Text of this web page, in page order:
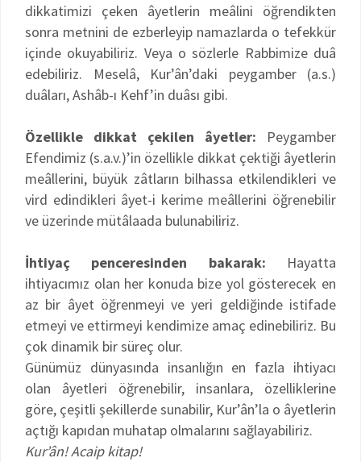
dikkatimizi çeken âyetlerin meâlini öğrendikten
sonra metnini de ezberleyip namazlarda o tefekkür
içinde okuyabiliriz. Veya o sözlerle Rabbimize duâ
edebiliriz. Meselâ, Kur’ân’daki peygamber (a.s.)
duâları, Ashâb-ı Kehf’in duâsı gibi.
Özellikle dikkat çekilen âyetler: Peygamber
Efendimiz (s.a.v.)’in özellikle dikkat çektiği âyetlerin
meâllerini, büyük zâtların bilhassa etkilendikleri ve
vird edindikleri âyet-i kerime meâllerini öğrenebilir
ve üzerinde mütâlaada bulunabiliriz.
İhtiyaç penceresinden bakarak: Hayatta
ihtiyacımız olan her konuda bize yol gösterecek en
az bir âyet öğrenmeyi ve yeri geldiğinde istifade
etmeyi ve ettirmeyi kendimize amaç edinebiliriz. Bu
çok dinamik bir süreç olur.
Günümüz dünyasında insanlığın en fazla ihtiyacı
olan âyetleri öğrenebilir, insanlara, özelliklerine
göre, çeşitli şekillerde sunabilir, Kur’ân’la o âyetlerin
açtığı kapıdan muhatap olmalarını sağlayabiliriz.
Kur’ân! Acaip kitap!